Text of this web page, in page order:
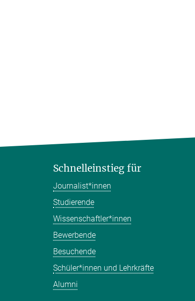
Schnelleinstieg für
Journalist*innen
Studierende
Wissenschaftler*innen
Bewerbende
Besuchende
Schüler*innen und Lehrkräfte
Alumni